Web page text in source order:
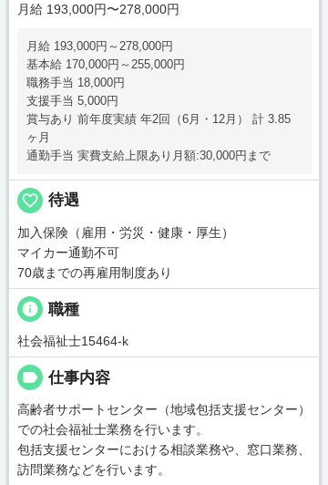
月給 193,000円〜278,000円
月給 193,000円～278,000円
基本給 170,000円～255,000円
職務手当 18,000円
支援手当 5,000円
賞与あり 前年度実績 年2回（6月・12月） 計 3.85
ヶ月
通勤手当 実費支給上限あり月額:30,000円まで
favorite_border 待遇
加入保険（雇用・労災・健康・厚生）
マイカー通勤不可
70歳までの再雇用制度あり
info 職種
社会福祉士15464-k
label 仕事内容
高齢者サポートセンター（地域包括支援センター）
での社会福祉士業務を行います。
包括支援センターにおける相談業務や、窓口業務、
訪問業務などを行います。